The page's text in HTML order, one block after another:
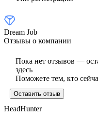
Dream Job
Отзывы о компании
Пока нет отзывов —
здесь
Поможете тем, кто
Оставить отзыв
HeadHunter